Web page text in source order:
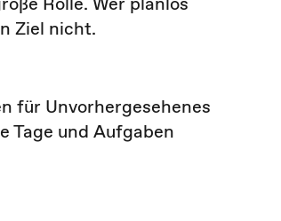
Ziel nicht.
für Unvorhergesehenes
Tage und Aufgaben